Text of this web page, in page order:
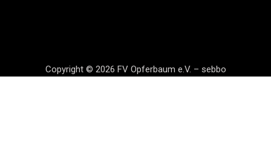
Copyright © 2026 FV Opferbaum e.V. – sebbo